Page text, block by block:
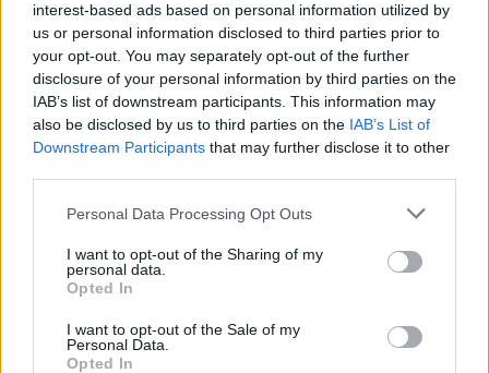
interest-based ads based on personal information utilized by
us or personal information disclosed to third parties prior to
your opt-out. You may separately opt-out of the further
disclosure of your personal information by third parties on the
IAB’s list of downstream participants. This information may
also be disclosed by us to third parties on the IAB’s List of
Downstream Participants that may further disclose it to other
Personal Data Processing Opt Outs
I want to opt-out of the Sharing of my
personal data.
Opted In
I want to opt-out of the Sale of my
Personal Data.
Opted In
VAI ALLA VERSIONE CLASSICA